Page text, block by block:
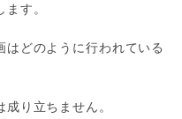
す。
はどのように行われている
り立ちません。